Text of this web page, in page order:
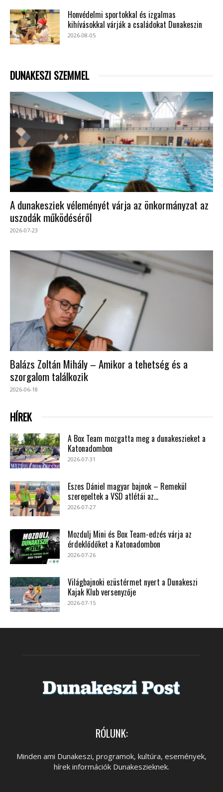
Honvédelmi sportokkal és izgalmas
kihívásokkal várják a családokat Dunakeszin
2026-08-05
DUNAKESZI SZEMMEL
A dunakesziek véleményét várja az önkormányzat az
uszodák működéséről
2026-07-23
Balázs Zoltán Mihály – Amikor a tehetség és a
szorgalom találkozik
2026-06-18
HÍREK
A Box Team mozgatta meg a dunakeszieket a
Katonadombon
2026-07-31
Eszes Dániel magyar bajnok – Remekül
szerepeltek a VSD atlétái az...
2026-07-27
Mozdulj Mini és Box Team-edzés várja az
érdeklődőket a Katonadombon
2026-07-26
Világbajnoki ezüstérmet nyert a Dunakeszi
Kajak Klub versenyzője
2026-07-15
RÓLUNK:
Minden ami Dunakeszi, programok, kultúra, események,
hírek információk Dunakeszieknek.